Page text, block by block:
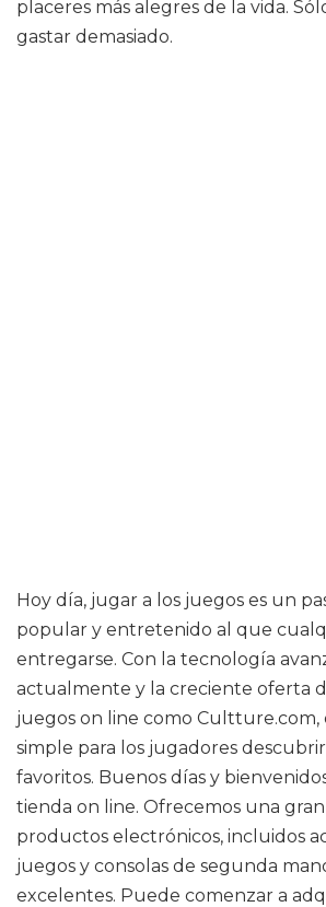
placeres más alegres de la vida.
gastar demasiado.
Hoy día, jugar a los juegos es un
popular y entretenido al que
entregarse. Con la tecnología
actualmente y la creciente oferta
juegos on line como Cultture.com,
simple para los jugadores
favoritos. Buenos días y
tienda on line. Ofrecemos una
productos electrónicos, incluidos
juegos y consolas de segunda
excelentes. Puede comenzar a